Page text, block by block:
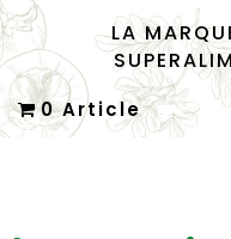
LA
0 Article